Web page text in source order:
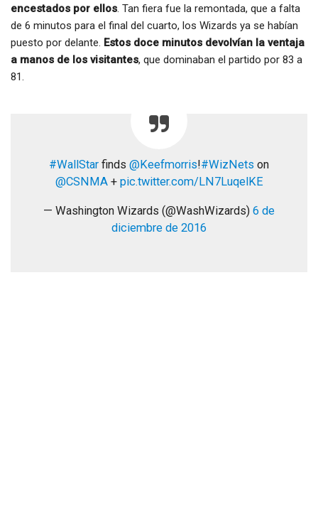
encestados por ellos. Tan fiera fue la remontada, que a falta
de 6 minutos para el final del cuarto, los Wizards ya se habían
puesto por delante. Estos doce minutos devolvían la ventaja
a manos de los visitantes, que dominaban el partido por 83 a
81.
#WallStar finds @Keefmorris!#WizNets on
@CSNMA+ pic.twitter.com/LN7LuqelKE
— Washington Wizards (@WashWizards) 6 de
diciembre de 2016